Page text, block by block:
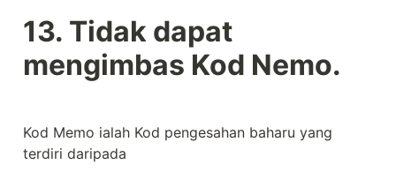
13. Tidak dapat
mengimbas Kod Nemo.
Kod Memo ialah Kod pengesahan baharu yang
terdiri daripada